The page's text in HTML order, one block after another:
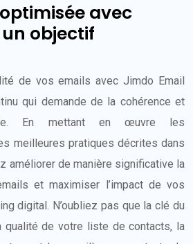
avec
objectif
de vos emails avec Jimdo Email
qui demande de la cohérence et
En mettant en œuvre les
meilleures pratiques décrites dans
améliorer de manière significative la
et maximiser l’impact de vos
digital. N’oubliez pas que la clé du
qualité de votre liste de contacts, la